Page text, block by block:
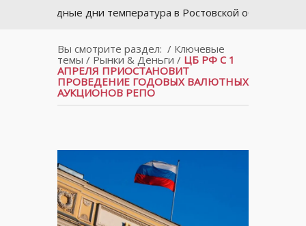
дни температура в Ростовской области
Вы смотрите раздел: / Ключевые
темы / Рынки & Деньги / ЦБ РФ С 1
АПРЕЛЯ ПРИОСТАНОВИТ
ПРОВЕДЕНИЕ ГОДОВЫХ ВАЛЮТНЫХ
АУКЦИОНОВ РЕПО